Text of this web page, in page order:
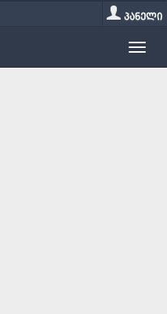
პანელი